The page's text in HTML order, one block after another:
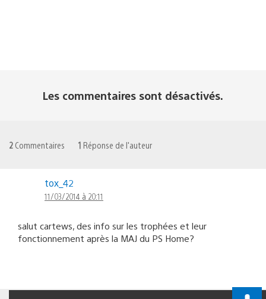
Les commentaires sont désactivés.
2 Commentaires 1 Réponse de l'auteur
tox_42
11/03/2014 à 20:11
salut cartews, des info sur les trophées et leur
fonctionnement après la MAJ du PS Home?